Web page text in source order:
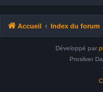
Accueil Index du forum
Développé par
Prosilver